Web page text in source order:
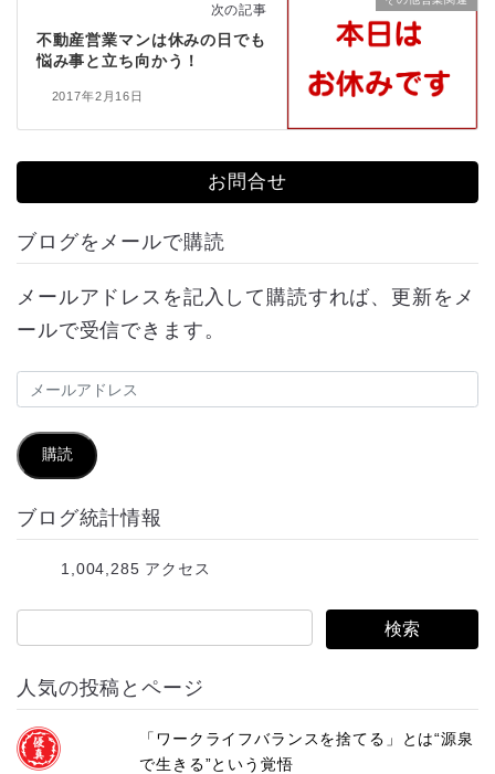
次の記事
不動産営業マンは休みの日でも
悩み事と立ち向かう！
2017年2月16日
お問合せ
ブログをメールで購読
メールアドレスを記入して購読すれば、更新をメ
ールで受信できます。
メ
ル
ア
ド
購読
ブログ統計情報
1,004,285 アクセス
人気の投稿とページ
「ワークライフバランスを捨てる」とは“源泉
で生きる”という覚悟